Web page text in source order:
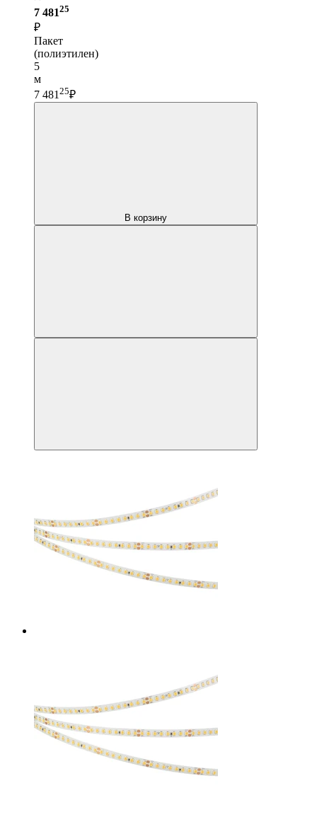
7 48125
₽
Пакет
(полиэтилен)
5
м
7 481 25₽
В корзину